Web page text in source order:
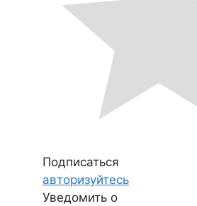
Подписаться
авторизуйтесь
Уведомить о